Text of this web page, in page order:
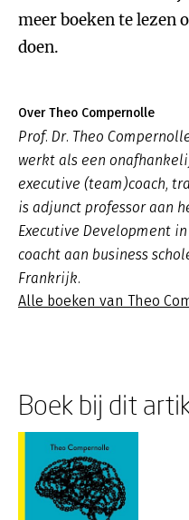
meer boeken te lezen
doen.
Over Theo Compernolle
Prof. Dr. Theo
werkt als een
executive (team)coach,
is adjunct professor aan
Executive Development
coacht aan business
Frankrijk.
Alle boeken van Theo
Boek bij dit